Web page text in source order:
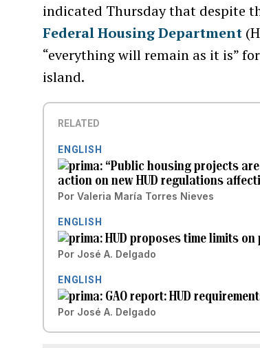
indicated Thursday that despite
Federal Housing Department
“everything will remain as it is”
island.
RELATED
ENGLISH
“Public housing projects
action on new HUD regulations
Por Valeria María Torres Nieves
ENGLISH
HUD proposes time limits
Por José A. Delgado
ENGLISH
GAO report: HUD
Por José A. Delgado